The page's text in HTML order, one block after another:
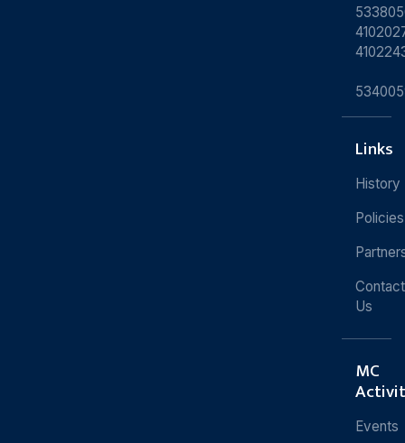
Links
History
Policies
Contact
Us
MC
Events